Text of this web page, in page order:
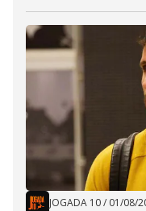
JOGADA 10/ 01/08/